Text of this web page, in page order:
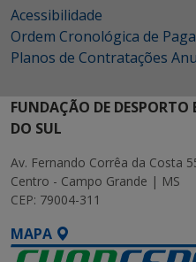
Acessibilidade
Ordem Cronológica de
Planos de Contratações
FUNDAÇÃO DE DESPORTO
DO SUL
Av. Fernando Corrêa da Costa
Centro - Campo Grande | MS
CEP: 79004-311
MAPA